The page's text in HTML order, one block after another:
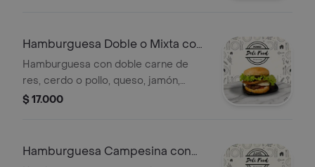
Hamburguesa Doble o Mixta con
Pan
Hamburguesa con doble carne de
res, cerdo o pollo, queso, jamón,
lechuga, tomate, cebolla grille y
$ 17.000
Hamburguesa Campesina con